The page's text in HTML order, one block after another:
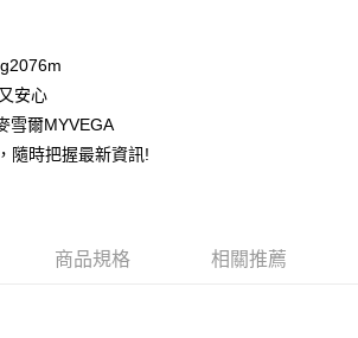
含以上)免運費
安心
雪爾MYVEGA
隨時把握最新資訊!
商品規格 相關推薦